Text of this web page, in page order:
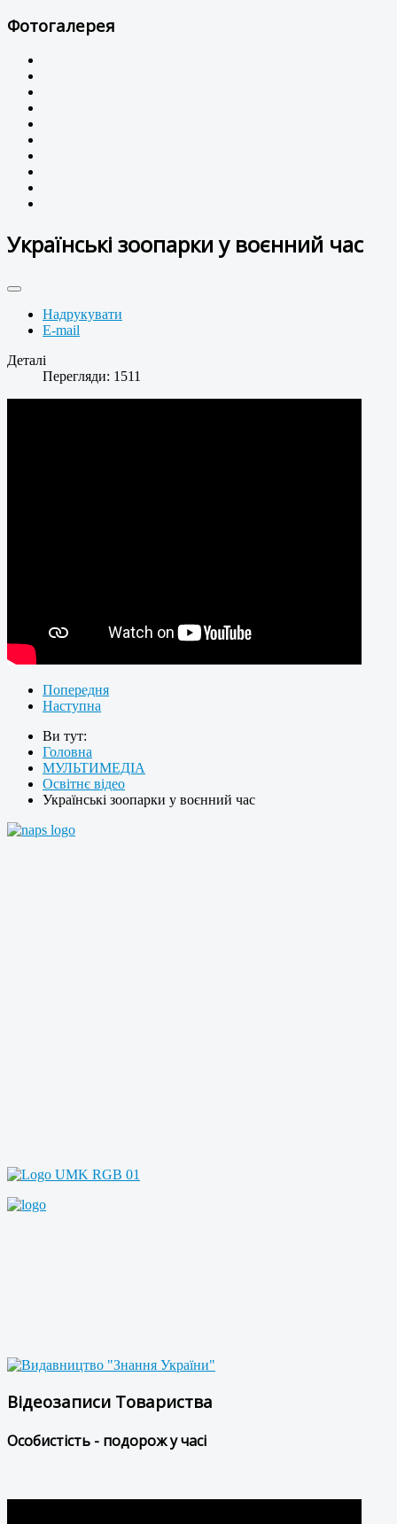
Фотогалерея
Українські зоопарки у воєнний час
Надрукувати
E-mail
Деталі
Перегляди: 1511
Попередня
Наступна
Ви тут:
Головна
МУЛЬТИМЕДІА
Освітнє відео
Українські зоопарки у воєнний час
Відеозаписи Товариства
Особистість - подорож у часі